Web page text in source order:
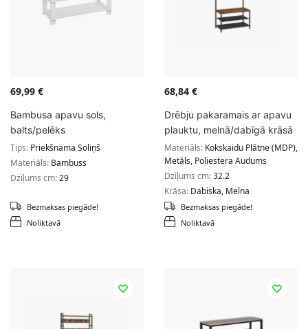
69,99 €
Bambusa apavu sols,
balts/pelēks
Tips: Priekšnama Soliņš
Materiāls: Bambuss
Dziļums cm:29
Noliktavā
Bezmaksas piegāde!
68,84 €
Drēbju pakaramais ar apavu
plauktu, melnā/dabīgā krāsā
Materiāls: Kokskaidu Plātne (MDP),
Metāls, Poliestera Audums
Dziļums cm:32.2
Krāsa: Dabiska, Melna
Noliktavā
Bezmaksas piegāde!